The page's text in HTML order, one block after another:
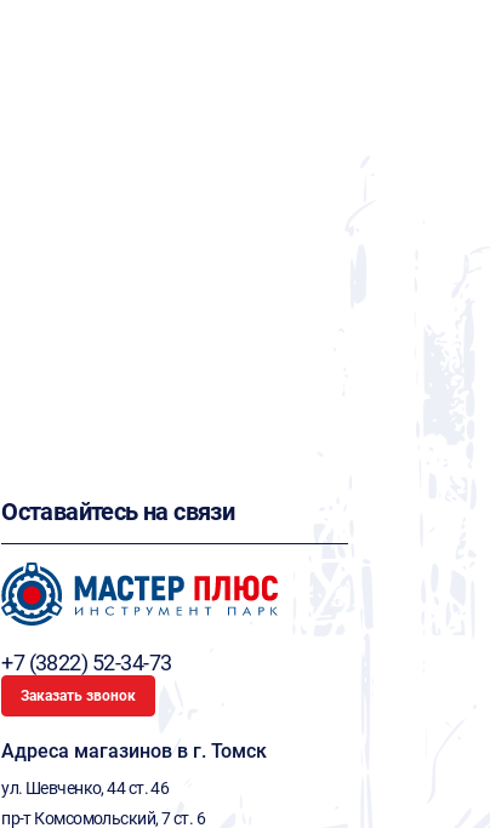
Оставайтесь на связи
+7 (3822) 52-34-73
Заказать звонок
Адреса магазинов в г. Томск
ул. Шевченко, 44 ст. 46
пр-т Комсомольский, 7 ст. 6